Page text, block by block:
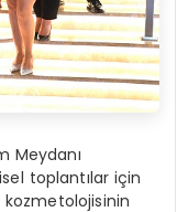
Meydanı
toplantılar için
kozmetolojisinin